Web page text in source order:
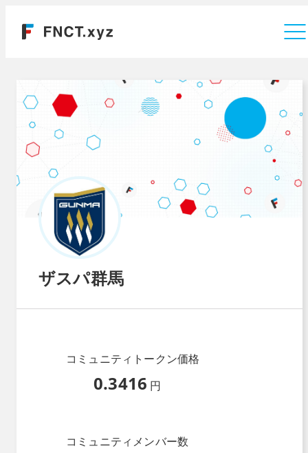
ザスパ群馬
コミュニティトークン価格
0.3416 円
コミュニティメンバー数